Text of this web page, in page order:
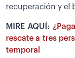
recuperación y el
MIRE AQUÍ:
rescate a tres
temporal